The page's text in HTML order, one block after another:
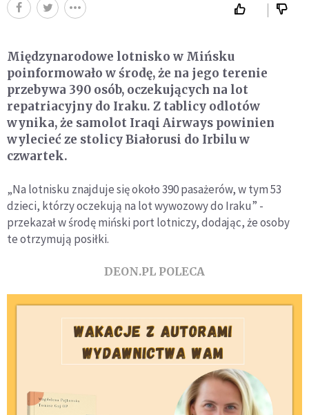
Międzynarodowe lotnisko w Mińsku
poinformowało w środę, że na jego terenie
przebywa 390 osób, oczekujących na lot
repatriacyjny do Iraku. Z tablicy odlotów
wynika, że samolot Iraqi Airways powinien
wylecieć ze stolicy Białorusi do Irbilu w
czwartek.
„Na lotnisku znajduje się około 390 pasażerów, w tym 53
dzieci, którzy oczekują na lot wywozowy do Iraku” -
przekazał w środę miński port lotniczy, dodając, że osoby
te otrzymują posiłki.
DEON.PL POLECA